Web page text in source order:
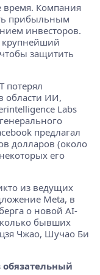
время. Компания
прибыльным
инвесторов.
защитить
потерял
области ИИ,
Labs
предлагал
долларов (около
его
из ведущих
Meta, в
о новой AI-
бывших
Чжао, Шучао Би
обязательный